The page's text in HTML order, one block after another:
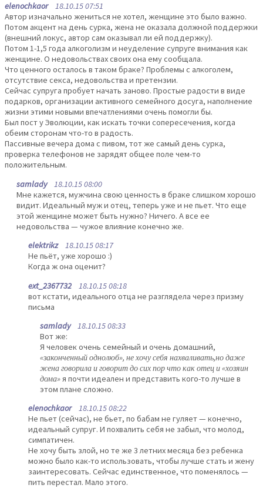
elenochkaor18.10.15 07:51
Автор изначально жениться не хотел, женщине это было важно.
Потом акцент на день сурка, жена не оказала должной поддержки
(внешний локус, автор сам оказывал ли ей поддержку).
Потом 1-1,5 года алкоголизм и неуделение супруге внимания как
женщине. О недовольствах своих она ему сообщала.
Что ценного осталось в таком браке? Проблемы с алкоголем,
отсутствие секса, недовольства и претензии.
Сейчас супруга пробует начать заново. Простые радости в виде
подарков, организации активного семейного досуга, наполнение
жизни этими новыми впечатлениями очень помогли бы.
Был пост у Эволюции, как искать точки сопересечения, когда
обеим сторонам что-то в радость.
Пассивные вечера дома с пивом, тот же самый день сурка,
проверка телефонов не зарядят общее поле чем-то
положительным.
samlady18.10.15 08:00
Мне кажется, мужчина свою ценность в браке слишком хорошо
видит. Идеальный муж и отец, теперь уже и не пьет. Что еще
этой женщине может быть нужно? Ничего. А все ее
недовольства — чужое влияние конечно же.
elektrikz18.10.15 08:17
Не пьёт, уже хорошо :)
Когда ж она оценит?
ext_2367732 18.10.15 08:18
вот кстати, идеального отца не разглядела через призму
письма
samlady18.10.15 08:33
Вот же:
Я человек очень семейный и очень домашний,
«законченный однолюб», не хочу себя нахваливать,но даже
жена говорила и говорит до сих пор что как отец и «хозяин
дома»я почти идеален и представить кого-то лучше в
этом плане сложно.
elenochkaor18.10.15 08:22
Не пьет (сейчас), не бьет, по бабам не гуляет — конечно,
идеальный супруг. И похвалить себя не забыл, что молод,
симпатичен.
Не хочу быть злой, но те же 3 летних месяца без ребенка
можно было как-то использовать, чтобы лучше стать и жену
заинтересовать. Сейчас единственное, что поменялось —
пить перестал. Мало этого.